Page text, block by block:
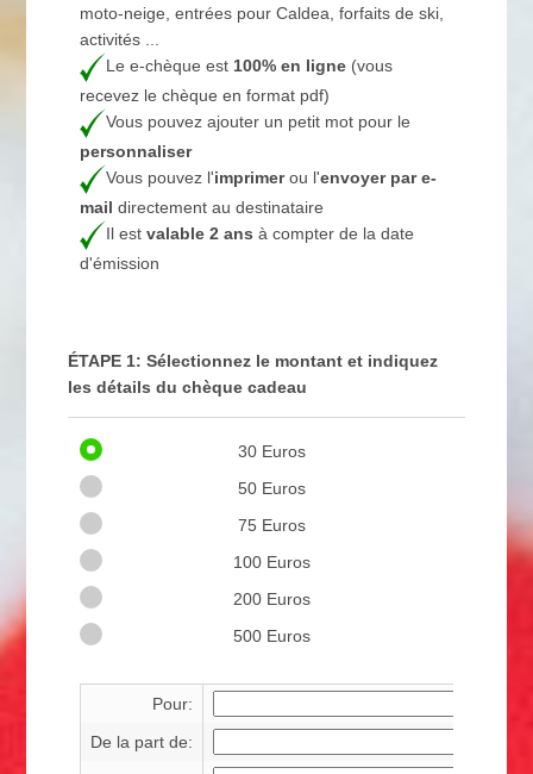
moto-neige, entrées pour Caldea, forfaits de ski,
activités ...
Le e-chèque est 100% en ligne (vous
recevez le chèque en format pdf)
Vous pouvez ajouter un petit mot pour le
personnaliser
Vous pouvez l'imprimerou l'envoyer par e-
mail directement au destinataire
Il estvalable 2 ans à compter de la date
d'émission
ÉTAPE 1: Sélectionnez le montant et indiquez
les détails du chèque cadeau
30 Euros
50 Euros
75 Euros
100 Euros
200 Euros
500 Euros
Pour:
De la part de: